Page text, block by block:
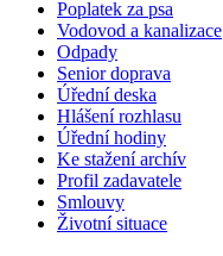
Poplatek za psa
Vodovod a kanalizace
Odpady
Senior doprava
Úřední deska
Hlášení rozhlasu
Úřední hodiny
Ke stažení archív
Profil zadavatele
Smlouvy
Životní situace